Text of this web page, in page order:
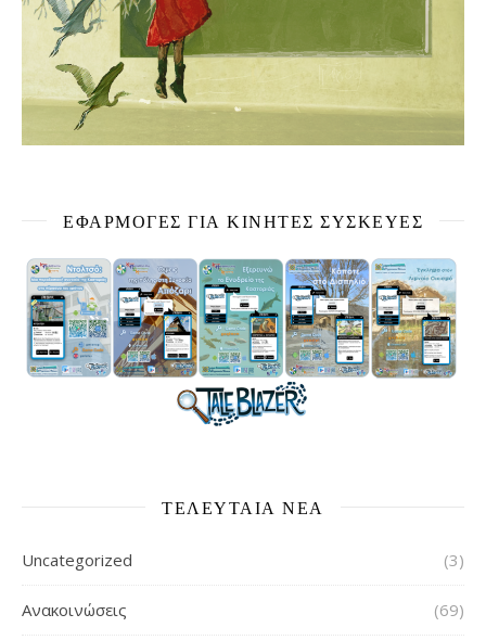
ΕΦΑΡΜΟΓΕΣ ΓΙΑ ΚΙΝΗΤΕΣ ΣΥΣΚΕΥΕΣ
ΤΕΛΕΥΤΑΙΑ ΝΕΑ
Uncategorized (3)
Ανακοινώσεις (69)